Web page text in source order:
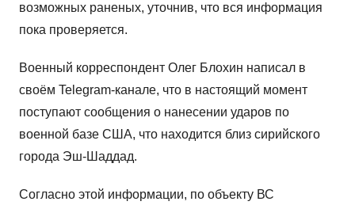
возможных раненых, уточнив, что вся информация
пока проверяется.
Военный корреспондент Олег Блохин написал в
своём Telegram-канале, что в настоящий момент
поступают сообщения о нанесении ударов по
военной базе США, что находится близ сирийского
города Эш-Шаддад.
Согласно этой информации, по объекту ВС